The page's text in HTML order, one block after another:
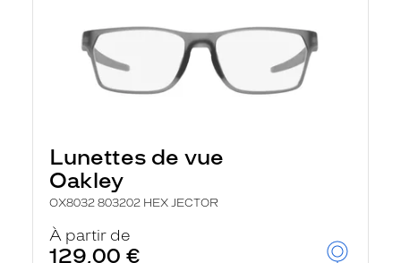
Lunettes de vue
Oakley
OX8032 803202 HEX JECTOR
À partir de
129,00 €